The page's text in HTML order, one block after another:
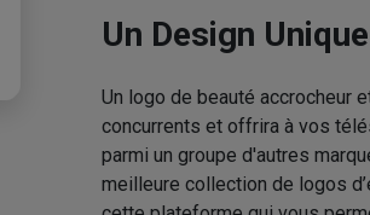
Un Design
Un logo de beauté accrocheur
concurrents et offrira à vos
parmi un groupe d'autres
meilleure collection de logos